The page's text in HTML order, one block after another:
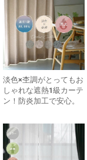
淡色×杢調がとってもお
しゃれな遮熱1級カーテ
ン！防炎加工で安心。